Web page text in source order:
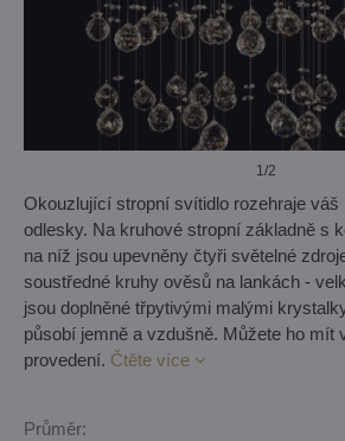
1/2
Okouzlující stropní svítidlo rozehraje váš
odlesky. Na kruhové stropní základně s
na níž jsou upevněny čtyři světelné
soustředné kruhy ověsů na lankách -
jsou doplněné třpytivými malými
působí jemně a vzdušně. Můžete ho mít
provedení. Čtěte více
Průměr: